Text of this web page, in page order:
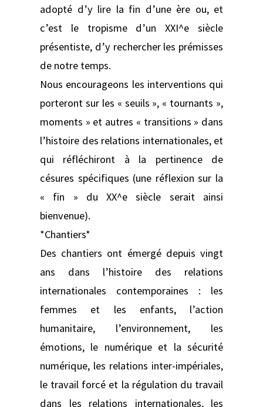
adopté d’y lire la fin d’une ère ou, et
c’est le tropisme d’un XXI^e siècle
présentiste, d’y rechercher les prémisses
de notre temps.
Nous encourageons les interventions qui
porteront sur les « seuils », « tournants »,
moments » et autres « transitions » dans
l’histoire des relations internationales, et
qui réfléchiront à la pertinence de
césures spécifiques (une réflexion sur la
« fin » du XX^e siècle serait ainsi
bienvenue).
*Chantiers*
Des chantiers ont émergé depuis vingt
ans dans l’histoire des relations
internationales contemporaines : les
femmes et les enfants, l’action
humanitaire, l’environnement, les
émotions, le numérique et la sécurité
numérique, les relations inter-impériales,
le travail forcé et la régulation du travail
dans les relations internationales, les